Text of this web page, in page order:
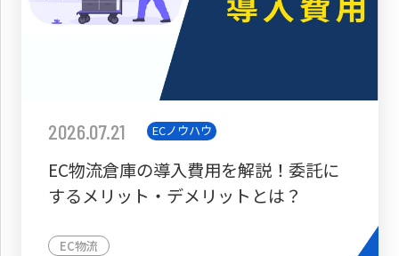
2026.07.21 ECノウハウ
EC物流倉庫の導入費用を解説！委託に
するメリット・デメリットとは？
EC物流